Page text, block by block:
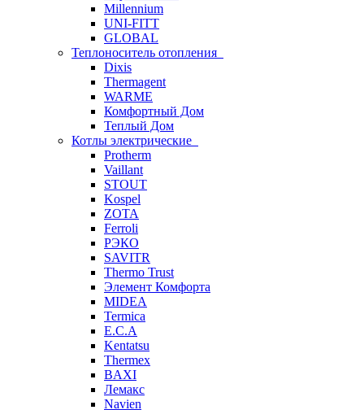
Millennium
UNI-FITT
GLOBAL
Теплоноситель отопления
Dixis
Thermagent
WARME
Комфортный Дом
Теплый Дом
Котлы электрические
Protherm
Vaillant
STOUT
Kospel
ZOTA
Ferroli
РЭКО
SAVITR
Thermo Trust
Элемент Комфорта
MIDEA
Termica
E.C.A
Kentatsu
Thermex
BAXI
Лемакс
Navien